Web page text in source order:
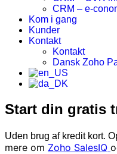
CRM – e-
Kom i gang
Kunder
Kontakt
Kontakt
Dansk Zoho
Start din gratis
Uden brug af kredit kort.
mere om Zoho SalesIQ